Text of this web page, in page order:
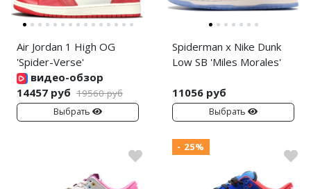
Air Jordan 1 High OG
'Spider-Verse'
видео-обзор
14457 руб 19560 руб
Выбрать
Spiderman x Nike Dunk
Low SB 'Miles Morales'
11056 руб
Выбрать
- 25%